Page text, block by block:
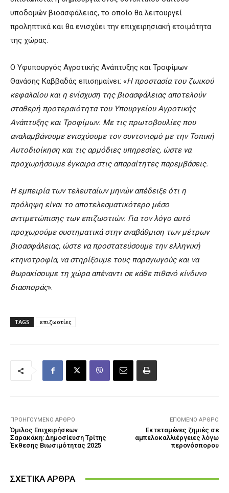
υποδομών βιοασφάλειας, το οποίο θα λειτουργεί
προληπτικά και θα ενισχύει την επιχειρησιακή ετοιμότητα
της χώρας.
Ο Υφυπουργός Αγροτικής Ανάπτυξης και Τροφίμων
Θανάσης Καββαδάς επισημαίνει: «Η προστασία του ζωικού
κεφαλαίου και η ενίσχυση της βιοασφάλειας αποτελούν
σταθερή προτεραιότητα του Υπουργείου Αγροτικής
Ανάπτυξης και Τροφίμων. Με τις πρωτοβουλίες που
αναλαμβάνουμε ενισχύουμε τον συντονισμό με την Τοπική
Αυτοδιοίκηση και τις αρμόδιες υπηρεσίες, ώστε να
προχωρήσουμε έγκαιρα στις απαραίτητες παρεμβάσεις.
Η εμπειρία των τελευταίων μηνών απέδειξε ότι η
πρόληψη είναι το αποτελεσματικότερο μέσο
αντιμετώπισης των επιζωοτιών. Για τον λόγο αυτό
προχωρούμε συστηματικά στην αναβάθμιση των μέτρων
βιοασφάλειας, ώστε να προστατεύσουμε την ελληνική
κτηνοτροφία, να στηρίξουμε τους παραγωγούς και να
θωρακίσουμε τη χώρα απέναντι σε κάθε πιθανό κίνδυνο
διασποράς».
TAGS επιζωοτίες
ΠΡΟΗΓΟΎΜΕΝΟ ΆΡΘΡΟ
Όμιλος Επιχειρήσεων
Σαρακάκη: Δημοσίευση Τρίτης
Έκθεσης Βιωσιμότητας 2025
ΕΠΌΜΕΝΟ ΆΡΘΡΟ
Εκτεταμένες ζημιές σε
αμπελοκαλλιέργειες λόγω
περονόσπορου
ΣΧΕΤΙΚΑ ΑΡΘΡΑ